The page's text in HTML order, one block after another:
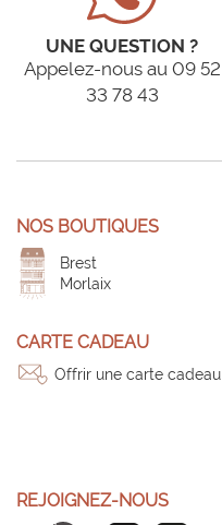
UNE QUESTION ?
Appelez-nous au 09 52
33 78 43
NOS BOUTIQUES
Brest
Morlaix
CARTE CADEAU
Offrir une carte cadeau
REJOIGNEZ-NOUS